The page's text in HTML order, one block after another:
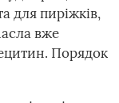
для пиріжків,
вже
Порядок